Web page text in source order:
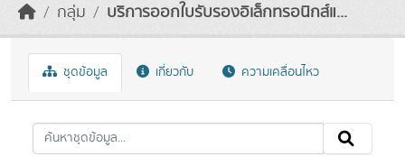
กลุ่ม บริการออกใบรับรองอิเล็กทรอนิกส์แ...
ชุดข้อมูล เกี่ยวกับ ความเคลื่อนไหว